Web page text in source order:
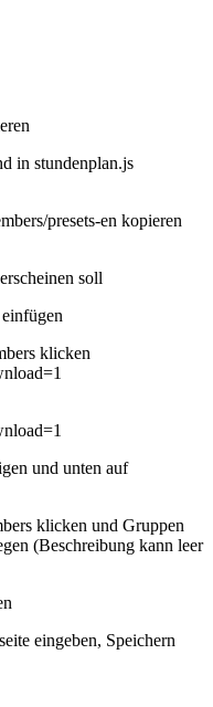
in stundenplan.js
presets-en kopieren
soll
klicken
und unten auf
klicken und Gruppen
(Beschreibung kann leer
eingeben, Speichern